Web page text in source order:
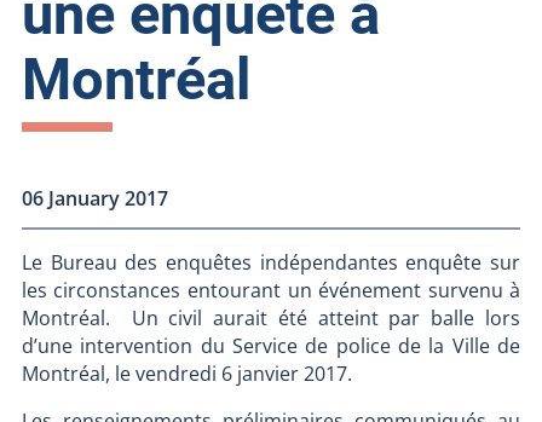
une enquête à
Montréal
06 January 2017
Le Bureau des enquêtes indépendantes enquête sur
les circonstances entourant un événement survenu à
Montréal. Un civil aurait été atteint par balle lors
d’une intervention du Service de police de la Ville de
Montréal, le vendredi 6 janvier 2017.